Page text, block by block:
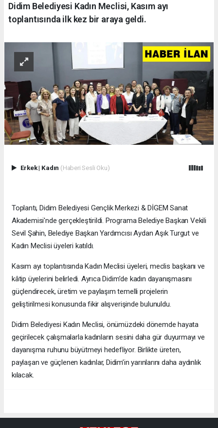
Didim Belediyesi Kadın Meclisi, Kasım ayı
toplantısında ilk kez bir araya geldi.
Erkek| Kadın (Haberi Sesli Oku)
Toplantı, Didim Belediyesi Gençlik Merkezi & DİGEM Sanat
Akademisi'nde gerçekleştirildi. Programa Belediye Başkan Vekili
Sevil Şahin, Belediye Başkan Yardımcısı Aydan Aşık Turgut ve
Kadın Meclisi üyeleri katıldı.
Kasım ayı toplantısında Kadın Meclisi üyeleri, meclis başkanı ve
kâtip üyelerini belirledi. Ayrıca Didim’de kadın dayanışmasını
güçlendirecek, üretim ve paylaşım temelli projelerin
geliştirilmesi konusunda fikir alışverişinde bulunuldu.
Didim Belediyesi Kadın Meclisi, önümüzdeki dönemde hayata
geçirilecek çalışmalarla kadınların sesini daha gür duyurmayı ve
dayanışma ruhunu büyütmeyi hedefliyor. Birlikte üreten,
paylaşan ve güçlenen kadınlar, Didim’in yarınlarını daha aydınlık
kılacak.